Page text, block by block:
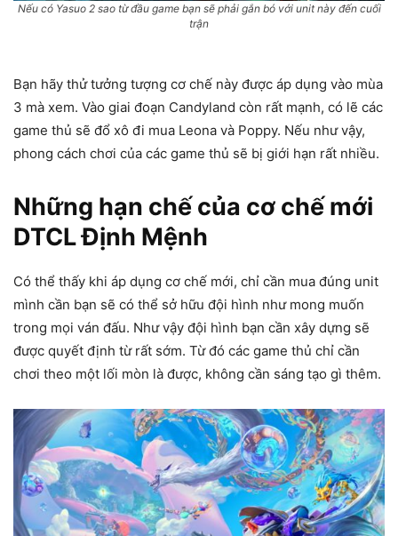
Nếu có Yasuo 2 sao từ đầu game bạn sẽ phải gắn bó với unit này đến cuối
trận
Bạn hãy thử tưởng tượng cơ chế này được áp dụng vào mùa
3 mà xem. Vào giai đoạn Candyland còn rất mạnh, có lẽ các
game thủ sẽ đổ xô đi mua Leona và Poppy. Nếu như vậy,
phong cách chơi của các game thủ sẽ bị giới hạn rất nhiều.
Những hạn chế của cơ chế mới
DTCL Định Mệnh
Có thể thấy khi áp dụng cơ chế mới, chỉ cần mua đúng unit
mình cần bạn sẽ có thể sở hữu đội hình như mong muốn
trong mọi ván đấu. Như vậy đội hình bạn cần xây dựng sẽ
được quyết định từ rất sớm. Từ đó các game thủ chỉ cần
chơi theo một lối mòn là được, không cần sáng tạo gì thêm.